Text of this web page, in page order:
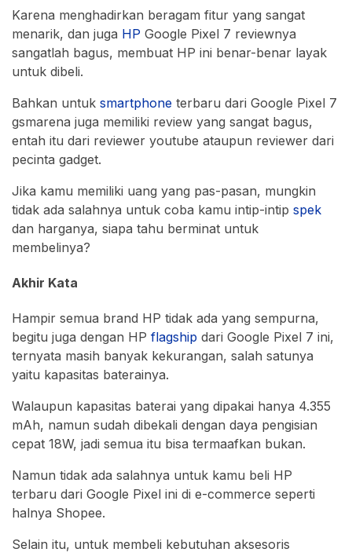
Karena menghadirkan beragam fitur yang sangat
menarik, dan juga HP Google Pixel 7 reviewnya
sangatlah bagus, membuat HP ini benar-benar layak
untuk dibeli.
Bahkan untuk smartphone terbaru dari Google Pixel 7
gsmarena juga memiliki review yang sangat bagus,
entah itu dari reviewer youtube ataupun reviewer dari
pecinta gadget.
Jika kamu memiliki uang yang pas-pasan, mungkin
tidak ada salahnya untuk coba kamu intip-intip spek
dan harganya, siapa tahu berminat untuk
membelinya?
Akhir Kata
Hampir semua brand HP tidak ada yang sempurna,
begitu juga dengan HP flagship dari Google Pixel 7 ini,
ternyata masih banyak kekurangan, salah satunya
yaitu kapasitas baterainya.
Walaupun kapasitas baterai yang dipakai hanya 4.355
mAh, namun sudah dibekali dengan daya pengisian
cepat 18W, jadi semua itu bisa termaafkan bukan.
Namun tidak ada salahnya untuk kamu beli HP
terbaru dari Google Pixel ini di e-commerce seperti
halnya Shopee.
Selain itu, untuk membeli kebutuhan aksesoris